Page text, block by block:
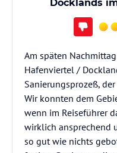
Docklands
Am späten
Hafenviertel /
Sanierungsprozeß,
Wir konnten dem
wenn im Reiseführer
wirklich ansprechend
so gut wie nichts